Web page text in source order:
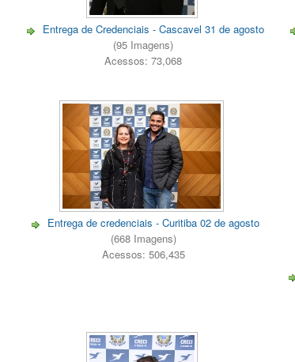
Entrega de Credenciais - Cascavel 31 de agosto
(95 Imagens)
Acessos: 73,068
Entrega de credenciais - Curitiba 02 de agosto
(668 Imagens)
Acessos: 506,435